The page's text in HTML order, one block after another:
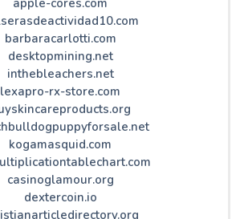
barbaracarlotti.com
desktopmining.net
inthebleachers.net
lexapro-rx-store.com
kogamasquid.com
casinoglamour.org
dextercoin.io